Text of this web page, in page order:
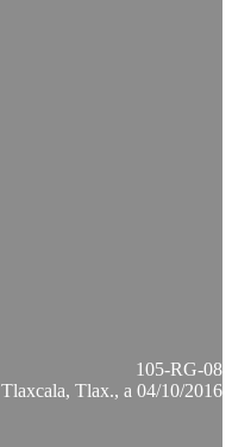
105-RG-08
Tlaxcala, Tlax., a 04/10/2016